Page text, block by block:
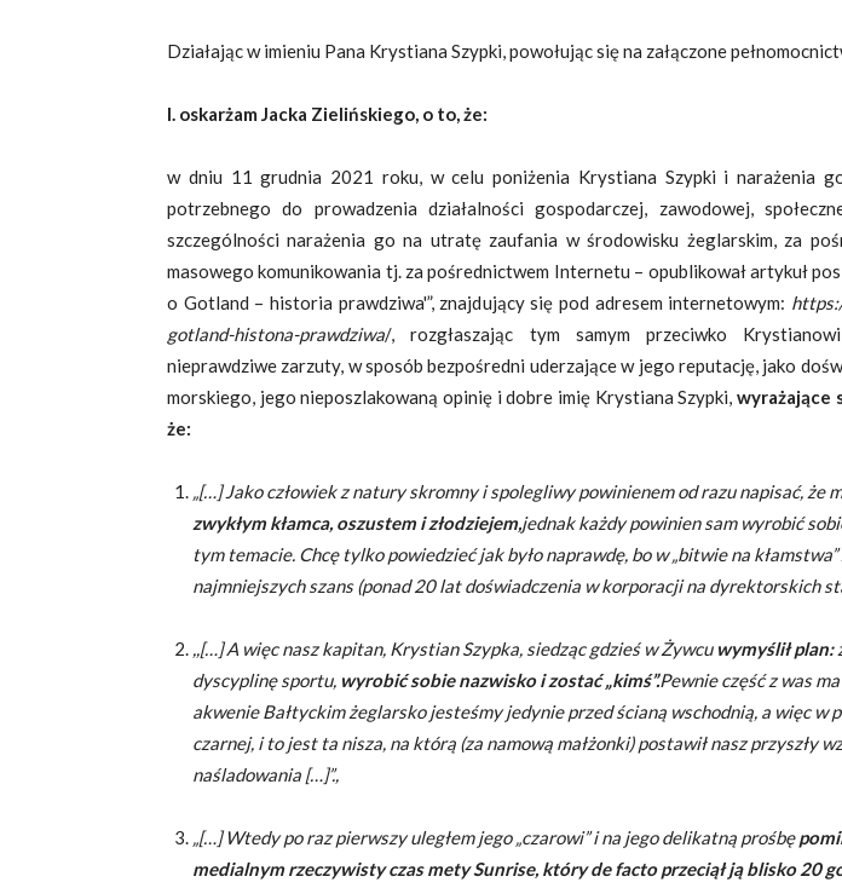
Działając w imieniu Pana Krystiana Szypki, powołując się na załączone
I. oskarżam Jacka Zielińskiego, o to, że:
w dniu 11 grudnia 2021 roku, w celu poniżenia Krystiana Szypki i narażenia
potrzebnego do prowadzenia działalności gospodarczej, zawodowej,
szczególności narażenia go na utratę zaufania w środowisku żeglarskim, za
masowego komunikowania tj. za pośrednictwem Internetu – opublikował artykuł
o Gotland – historia prawdziwa'”, znajdujący się pod adresem internetowym:
gotland-histona-prawdziwa/, rozgłaszając tym samym przeciwko
nieprawdziwe zarzuty, w sposób bezpośredni uderzające w jego reputację, jako
morskiego, jego nieposzlakowaną opinię i dobre imię Krystiana Szypki, wyrażające
że:
„[…] Jako człowiek z natury skromny i spolegliwy powinienem od razu napisać, że
zwykłym kłamca, oszustem i złodziejem,jednak każdy powinien sam wyrobić
tym temacie. Chcę tylko powiedzieć jak było naprawdę, bo w „bitwie na
najmniejszych szans (ponad 20 lat doświadczenia w korporacji na dyrektorskich
,,[…] A więc nasz kapitan, Krystian Szypka, siedząc gdzieś w Żywcu wymyślił plan:
dyscyplinę sportu, wyrobić sobie nazwisko i zostać „kimś”.Pewnie część z was
akwenie Bałtyckim żeglarsko jesteśmy jedynie przed ścianą wschodnią, a więc w
czarnej, i to jest ta nisza, na którą (za namową małżonki) postawił nasz przyszły
naśladowania […]”.,
„[…] Wtedy po raz pierwszy uległem jego „czarowi” i na jego delikatną prośbę
medialnym rzeczywisty czas mety Sunrise, który de facto przeciął ją blisko 20